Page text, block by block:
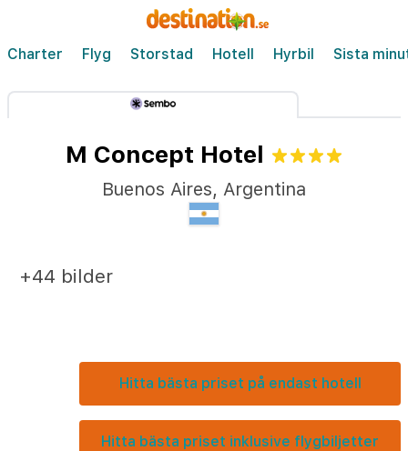
Charter Flyg Storstad Hotell Hyrbil Sista
M Concept Hotel
Buenos Aires, Argentina
Hitta bästa priset på endast hotell
Hitta bästa priset inklusive flygbiljetter
+44 bilder